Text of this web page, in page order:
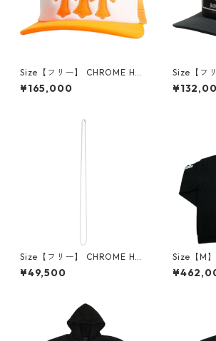
Size【フリー】 CHROME HEA
RTS クロム・ハーツ TRUCKE
R CAP NEW 3 CEM CRS ORA
¥165,000
Size【フ
RTS クロ
LU
Size【フリー】 CHROME HEA
RTS クロム・ハーツ BALL CH
AIN 30I SILVER ネックレスチ
¥49,500
Size【M
クロム・
L